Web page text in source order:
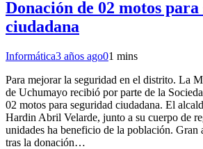
Donación de 02 motos
ciudadana
Informática3 años ago01 mins
Para mejorar la seguridad en el distrito. La
de Uchumayo recibió por parte de la
02 motos para seguridad ciudadana. El
Hardin Abril Velarde, junto a su cuerpo de
unidades ha beneficio de la población. Gran
tras la donación…